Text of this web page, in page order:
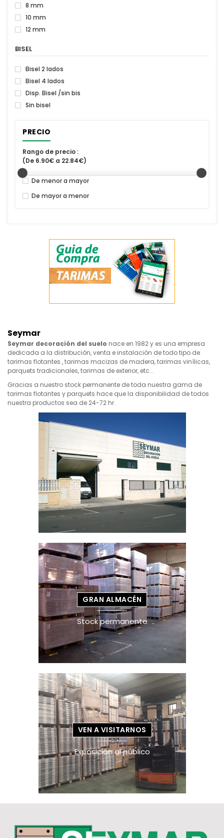
8 mm
10 mm
12 mm
BISEL
Bisel 2 lados
Bisel 4 lados
Disp. Bisel /sin bis
Sin bisel
PRECIO
Rango de precio :
(De 6.90€ a 22.84€)
De menor a mayor
De mayor a menor
Seymar
Seymar decoración del suelo nace en 1982 y es una empresa
dedicada a la distribución, venta e instalación de todo tipo de
tarimas flotantes , tarimas macizas de madera, tarimas vinílicas,
parquets tradicionales, tarimas de exterior, etc...
Gracias a nuestro stock permanente de toda nuestra gama de
tarimas flotantes y parquets hace que la disponibilidad de todos
nuestra productos sea de 24-72 hr.
GRAN ALMACÉN
Stock permanente
VEN A VISITARNOS
Exposición al público